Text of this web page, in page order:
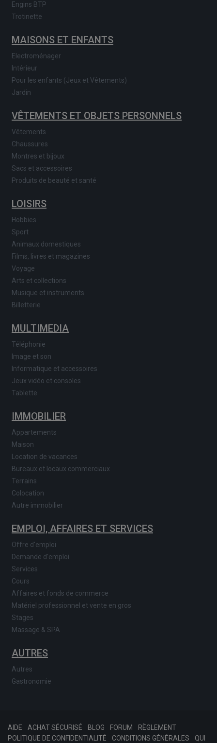
Engins BTP
Trotinette
MAISONS ET ENFANTS
Electroménager
Intérieur
Pour les enfants (Jeux et Vêtements)
Jardin
VÊTEMENTS ET OBJETS PERSONNELS
Vêtements
Chaussures
Montres et bijoux
Sacs et accessoires
Produits de beauté et santé
LOISIRS
Hobbies
Sport
Animaux domestiques
Films, livres et magazines
Voyage
Arts et collections
Musique et instruments
Billetterie
MULTIMEDIA
Téléphonie
Image et son
Informatique et accessoires
Jeux vidéo et consoles
Tablette
IMMOBILIER
Appartements
Maison
Location de vacances
Bureaux et locaux commerciaux
Terrains
Colocation
Autre immobilier
EMPLOI, AFFAIRES ET SERVICES
Offre d'emploi
Demande d'emploi
Services
Cours
Affaires et fonds de commerce
Matériel professionnel et vente en gros
Stages
Massage & SPA
AUTRES
Autres
Gastronomie
AIDE ACHAT SÉCURISÉ BLOG FORUM
RÈGLEMENT
POLITIQUE DE CONFIDENTIALITÉ
CONDITIONS GÉNÉRALES QUI